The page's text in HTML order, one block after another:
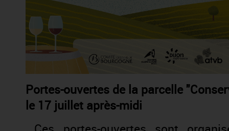
Portes-ouvertes de la parcelle
le 17 juillet après-midi